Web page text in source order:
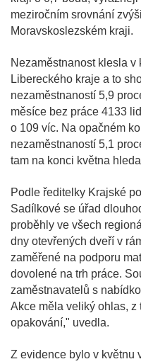
meziročním srovnání
Moravskoslezském kraji.
Nezaměstnanost klesla v
Libereckého kraje a to
nezaměstnaností 5,9
měsíce bez práce 4133
o 109 víc. Na opačném
nezaměstnaností 5,1
tam na konci května
Podle ředitelky Krajské
Sadílkové se úřad
proběhly ve všech
dny otevřených dveří v
zaměřené na podporu
dovolené na trh práce.
zaměstnavatelů s
Akce měla veliký ohlas,
opakování," uvedla.
Z evidence bylo v květnu